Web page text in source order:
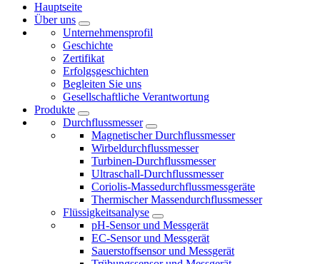
Hauptseite
Über uns
Unternehmensprofil
Geschichte
Zertifikat
Erfolgsgeschichten
Begleiten Sie uns
Gesellschaftliche Verantwortung
Produkte
Durchflussmesser
Magnetischer Durchflussmesser
Wirbeldurchflussmesser
Turbinen-Durchflussmesser
Ultraschall-Durchflussmesser
Coriolis-Massedurchflussmessgeräte
Thermischer Massendurchflussmesser
Flüssigkeitsanalyse
pH-Sensor und Messgerät
EC-Sensor und Messgerät
Sauerstoffsensor und Messgerät